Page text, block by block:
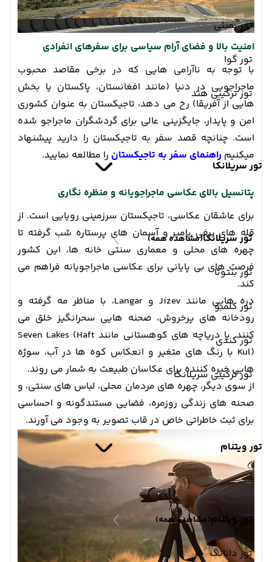
تور بمبئی
تور گوا
تور ترکیبی هند
تور سریلانکا
تور سریلانکا(مشاهده همه)
تور بنتوتا
تور کلمبو
تور کندی
تور ترکیبی سریلانکا
تور ویتنام
تور ویتنام(مشاهده همه)
تور دانانگ
امنیت بالا و فضای آرام سیاسی برای سفرهای انفرادی
با توجه به ناآرامی هایی که در برخی مقاصد محبوب
ماجراجویی در دنیا (مانند افغانستان، پاکستان یا بخش
هایی از آفریقا) رخ می دهد، تاجیکستان به عنوان کشوری
امن و پایدار، جایگزینی عالی برای گردشگران ماجراجو شده
است. چنانچه قصد سفر به تاجیکستان را دارید پیشنهاد
میکنیم راهنمای سفر به تاجیکستان را مطالعه نمایید.
پتانسیل بالای عکاسی ماجراجویانه و منظره نگاری
برای عاشقان عکاسی، تاجیکستان سرزمینی رویایی است. از
قله های برفی پامیر و آسمان های پرستاره شب گرفته تا
چهره های محلی و معماری سنتی خانه ها، این کشور
فرصت های بی پایانی برای عکاسی ماجراجویانه فراهم می
کند.
دره هایی مانند Jizev و Langar، با مناظر مه گرفته و
رودخانه های پرخروش، صحنه هایی سحرانگیز خلق می
کنند. یا دریاچه های کوهستانی مانند Seven Lakes (Haft
Kul) با رنگ های متغیر و انعکاس کوه ها در آب، سوژه
هایی خیره کننده برای عکاسان طبیعت به شمار می روند.
از سوی دیگر، چهره های مردمان محلی، لباس های سنتی، و
صحنه های زندگی روزمره، فضایی مستندگونه و احساسی
برای ثبت خاطراتی خاص در قاب تصویر به وجود می آورند.